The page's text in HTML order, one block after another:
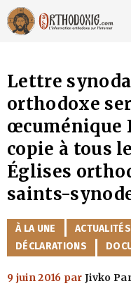
Aller
au
contenu
Lettre
orthodoxe
œcuménique
copie à tous
Églises
saints-
CATÉGORIES
À LA UNE ACTUALITÉS
DÉCLARATIONS
9 juin 2016 parJivko